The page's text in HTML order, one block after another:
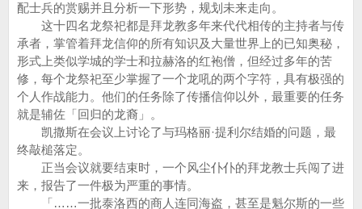
配士兵的赏赐并且分析一下形势，规划未来走向。
这十四名龙祭祀都是拜龙教多年来代代相传的主持者与传
承者，掌管着拜龙信仰的所有知识及大量世界上的已知奥秘，
形式上类似学城的学士和拉赫洛的红袍僧，但经过多年的苦
修，每个龙祭祀至少掌握了一个龙吼的两个字符，具有极强的
个人作战能力。他们的任务除了传播信仰以外，最重要的任务
就是辅佐「回归的龙裔」。
凯撒斯在会议上讨论了与玛格丽·提利尔结婚的问题，最
终敲槌落定。
正当会议就要结束时，一个风尘仆仆的拜龙教士兵闯了进
来，报告了一件极为严重的事情。
「……一批泰洛西的商人连同海盗，甚至是魁尔斯的一些